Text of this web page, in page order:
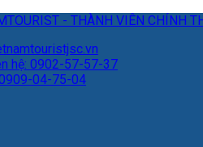
- THÀNH VIÊN CHÍNH
hệ: 0902-57-57-37
04-75-04